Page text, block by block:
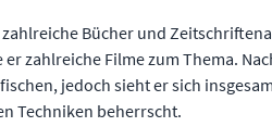
Bücher und
zahlreiche Filme zum Thema.
jedoch sieht er sich
Techniken beherrscht.